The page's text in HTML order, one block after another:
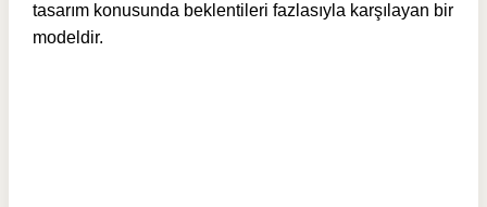
tasarım konusunda beklentileri fazlasıyla karşılayan bir
modeldir.